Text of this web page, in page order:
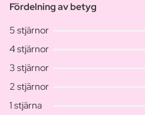
Fördelning av betyg
5 stjärnor
4 stjärnor
3 stjärnor
2 stjärnor
1 stjärna